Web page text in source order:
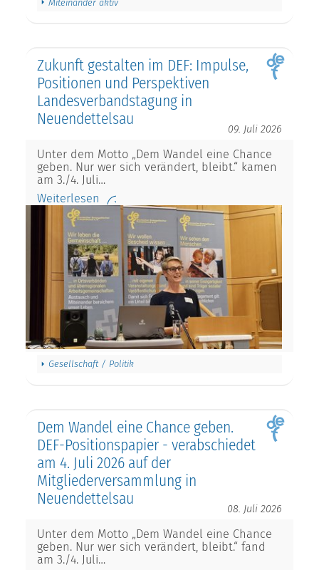
Miteinander aktiv
Zukunft gestalten im DEF: Impulse,
Positionen und Perspektiven
Landesverbandstagung in
Neuendettelsau
09. Juli 2026
Unter dem Motto „Dem Wandel eine Chance
geben. Nur wer sich verändert, bleibt.“ kamen
am 3./4. Juli…
Weiterlesen
Gesellschaft / Politik
Dem Wandel eine Chance geben.
DEF-Positionspapier - verabschiedet
am 4. Juli 2026 auf der
Mitgliederversammlung in
Neuendettelsau
08. Juli 2026
Unter dem Motto „Dem Wandel eine Chance
geben. Nur wer sich verändert, bleibt.“ fand
am 3./4. Juli…